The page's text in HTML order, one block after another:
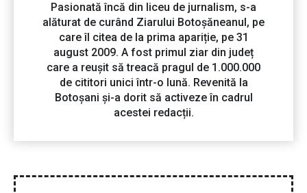
Pasionată încă din liceu de jurnalism, s-a
alăturat de curând Ziarului Botoșăneanul, pe
care îl citea de la prima apariție, pe 31
august 2009. A fost primul ziar din județ
care a reușit să treacă pragul de 1.000.000
de cititori unici într-o lună. Revenită la
Botoșani și-a dorit să activeze în cadrul
acestei redacții.